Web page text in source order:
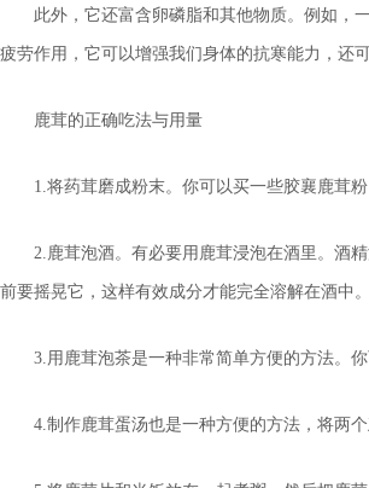
此外，它还富含卵磷脂和其他物质。例如，
疲劳作用，它可以增强我们身体的抗寒能力，还
鹿茸的正确吃法与用量
1.将药茸磨成粉末。你可以买一些胶襄鹿茸
2.鹿茸泡酒。有必要用鹿茸浸泡在酒里。酒
前要摇晃它，这样有效成分才能完全溶解在酒中。
3.用鹿茸泡茶是一种非常简单方便的方法。
4.制作鹿茸蛋汤也是一种方便的方法，将两